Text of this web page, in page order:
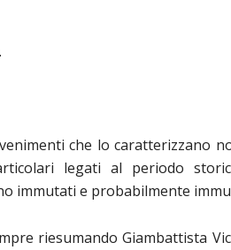
che lo caratterizzano
legati al periodo
immutati e probabilmente
riesumando Giambattista